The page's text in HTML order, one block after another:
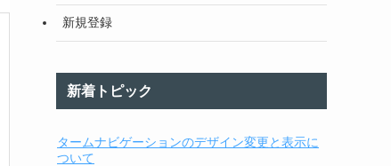
新規登録
新着トピック
タームナビゲーションのデザイン変更と表示に
ついて